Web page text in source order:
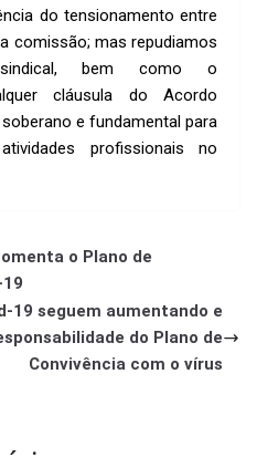
do tensionamento entre
comissão; mas repudiamos
bem como o
cláusula do Acordo
e fundamental para
profissionais no
o Plano de
19 seguem aumentando e
do Plano de
Convivência com o vírus